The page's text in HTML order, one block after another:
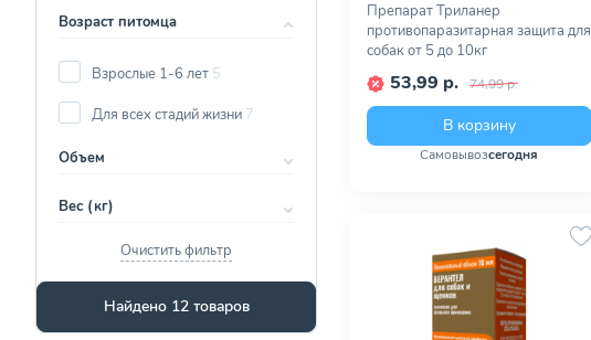
Возраст питомца
Взрослые 1-6 лет 5
Для всех стадий жизни 7
Объем
Вес (кг)
Найдено 12 товаров
Очистить фильтр
Препарат Триланер
противопаразитарная защита для
собак от 5 до 10кг
53,99 р. 74,99 р.
В корзину
Самовывозсегодня